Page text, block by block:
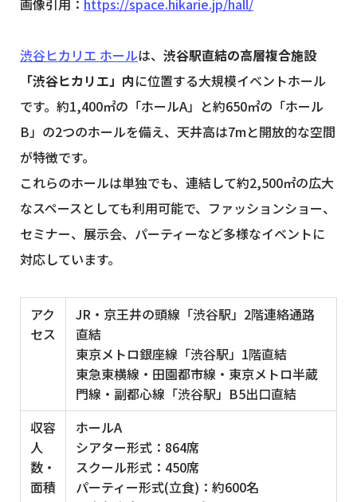
渋谷ヒカリエ ホールは、 渋谷駅直結の高層複合施設
「渋谷ヒカリエ」内に位置する大規模イベントホール
です。約1,400㎡の「ホールA」と約650㎡の「ホール
B」の2つのホールを備え、天井高は7mと開放的な空間
が特徴です。
これらのホールは単独でも、連結して約2,500㎡の広大
なスペースとしても利用可能で、ファッションショー、
セミナー、展示会、パーティーなど多様なイベントに
対応しています。
アク
セス
JR・京王井の頭線「渋谷駅」2階連絡通路
直結
東京メトロ銀座線「渋谷駅」1階直結
東急東横線・田園都市線・東京メトロ半蔵
門線・副都心線「渋谷駅」B5出口直結
収容
人
数・
面積
ホールA
シアター形式：864席
スクール形式：450席
パーティー形式(立食)：約600名